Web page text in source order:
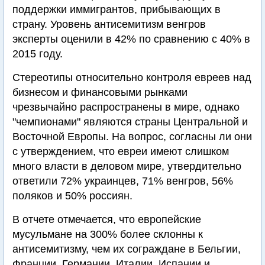
поддержки иммигрантов, прибывающих в
страну. Уровень антисемитизм венгров
эксперты оценили в 42% по сравнению с 40% в
2015 году.
Стереотипы относительно контроля евреев над
бизнесом и финансовыми рынками
чрезвычайно распространены в мире, однако
"чемпионами" являются страны Центральной и
Восточной Европы. На вопрос, согласны ли они
с утверждением, что евреи имеют слишком
много власти в деловом мире, утвердительно
ответили 72% украинцев, 71% венгров, 56%
поляков и 50% россиян.
В отчете отмечается, что европейские
мусульмане на 300% более склонны к
антисемитизму, чем их сограждане в Бельгии,